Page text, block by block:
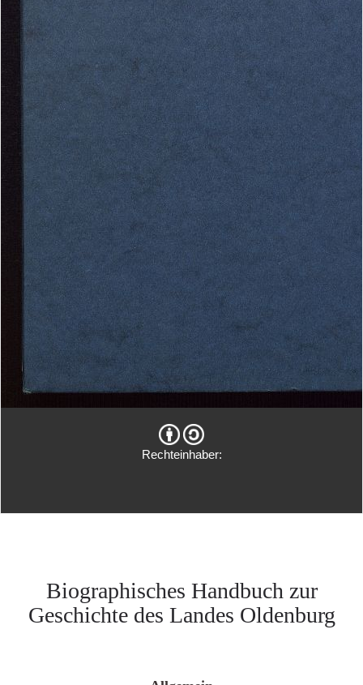
Rechteinhaber:
Biographisches Handbuch zur
Geschichte des Landes Oldenburg